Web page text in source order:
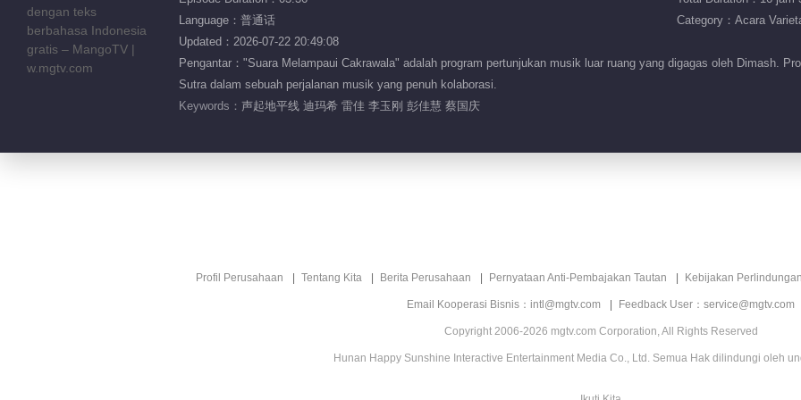
Language：普通话
Category：Acara
Updated：2026-07-22 20:49:08
Pengantar："Suara Melampaui Cakrawala" adalah program pertunjukan musik luar ruang yang digagas oleh Dimash.
Sutra dalam sebuah perjalanan musik yang penuh kolaborasi.
Keywords： 声起地平线 迪玛希 雷佳 李玉刚 彭佳慧 蔡国庆
Profil Perusahaan Tentang Kita Berita Perusahaan Pernyataan Anti-Pembajakan Tautan Kebijakan
Email Kooperasi Bisnis：intl@mgtv.com Feedback User：service@mgtv.com
Copyright 2006-2026 mgtv.com Corporation, All Rights Reserved
Hunan Happy Sunshine Interactive Entertainment Media Co., Ltd. Semua Hak dilindungi oleh